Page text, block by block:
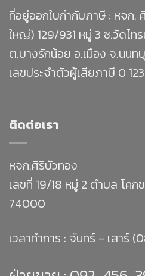
ที่อยู่ออกใบกำกับภาษี : หจก.
ใหญ่) 129/931 หมู่ 3 ซ.วัดไท
ต.บางรักน้อย อ.เมือง จ.นนท
เลขประจำตัวผู้เสียภาษี 0
ติดต่อเรา
หจก.ศิริบัวทอง
เลขที่ 19/18 หมู่ 2 ตำบล โคก
74000
เวลาทำการ : จันทร์ - เสาร์